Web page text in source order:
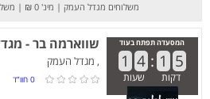
משלוחים מגדל העמק | מינ' 0 ₪ |
המסעדה תפתח בעוד
1 4 : 1 5
דקות שעות
שווארמה בר -
, מגדל העמק
0 חוו”ד